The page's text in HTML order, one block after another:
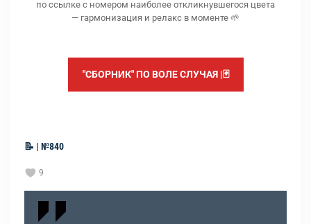
по ссылке с номером наиболее откликнувшегося цвета
— гармонизация и релакс в моменте 🌱
"СБОРНИК" ПО ВОЛЕ СЛУЧАЯ |🃏
📝 | №840
9